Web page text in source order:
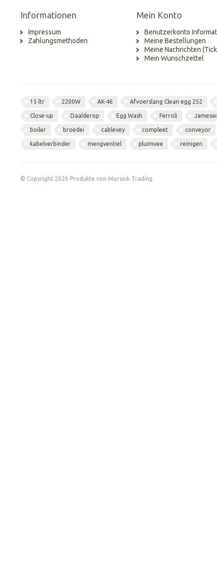
Informationen
Impressum
Zahlungsmethoden
Mein Konto
Benutzerkonto
Meine Bestellungen
Meine Nachrichten
Mein Wunschzettel
15 ltr 2200W AK-46 Afvoerslang Clean egg 252
Close-up Daalderop Egg Wash Ferroli
boiler broedei cablevey compleet conveyor
kabelverbinder mengventiel pluimvee reinigen
© Copyright 2026 Produkte von Morsink Trading